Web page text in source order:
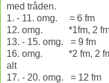
med tråden.
1. - 11. omg. = 6 fm
12. omg. *1fm, 2 fm i
13. - 15. omg. = 9 fm
16. omg. *2 fm, 2 fm
alt
17. - 20. omg. = 12 fm